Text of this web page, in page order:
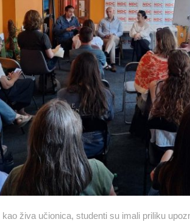
živa učionica, studenti su imali priliku